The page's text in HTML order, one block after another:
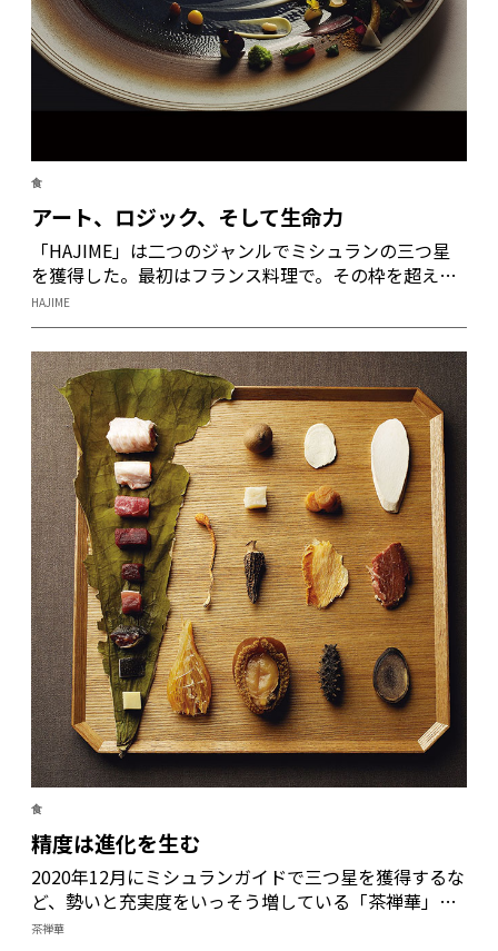
食
アート、ロジック、そして生命力
「HAJIME」は二つのジャンルでミシュランの三つ星
を獲得した。最初はフランス料理で。その枠を超えた
ことで一つ星を減らしたが、再びイノベイティブの
ジャンルで星を取り戻した。この間、米田肇シェフは
何を考えたのか。すべてが “型破り”の米田さんは指先
から自然の生命力を紡ぎ出す。
HAJIME
食
精度は進化を生む
2020年12月にミシュランガイドで三つ星を獲得するな
ど、勢いと充実度をいっそう増している「茶禅華」。
シェフの川田智也氏は、昨年の緊急事態宣言に伴う臨
茶禅華